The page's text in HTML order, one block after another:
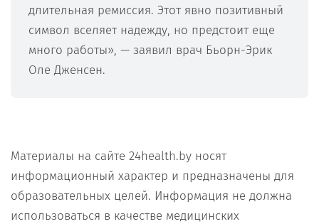
длительная ремиссия. Этот явно позитивный
символ вселяет надежду, но предстоит еще
много работы», — заявил врач Бьорн-Эрик
Оле Дженсен.
Материалы на сайте 24health.by носят
информационный характер и предназначены для
образовательных целей. Информация не должна
использоваться в качестве медицинских